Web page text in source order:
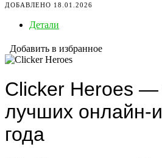
ДОБАВЛЕНО 18.01.2026
Детали
Добавить в избранное
Clicker Heroes —
лучших онлайн-
года